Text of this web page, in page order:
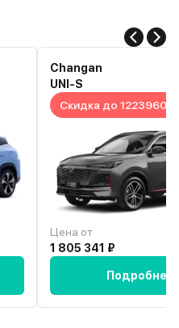
Changan
UNI-S
Скидка до 1223960 Р
Цена от
1 805 341 ₽
Подробнее